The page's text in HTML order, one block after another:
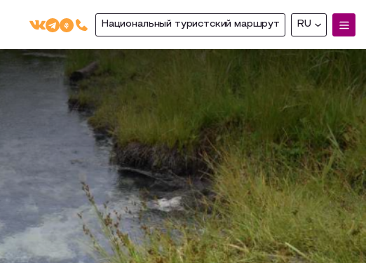
Национальный туристский маршрут RU